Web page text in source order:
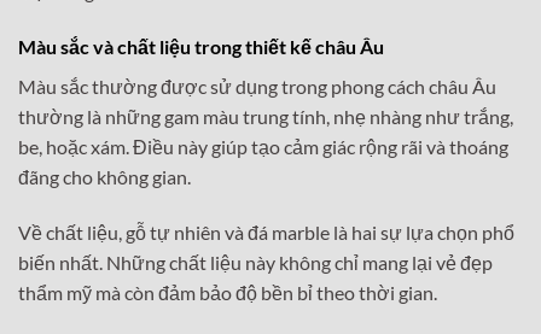
Màu sắc và chất liệu trong thiết kế châu Âu
Màu sắc thường được sử dụng trong phong cách châu Âu
thường là những gam màu trung tính, nhẹ nhàng như trắng,
be, hoặc xám. Điều này giúp tạo cảm giác rộng rãi và thoáng
đãng cho không gian.
Về chất liệu, gỗ tự nhiên và đá marble là hai sự lựa chọn phổ
biến nhất. Những chất liệu này không chỉ mang lại vẻ đẹp
thẩm mỹ mà còn đảm bảo độ bền bỉ theo thời gian.